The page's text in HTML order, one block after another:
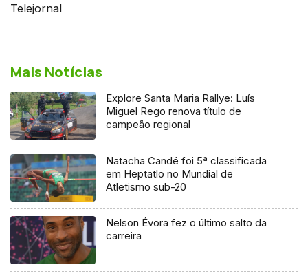
Telejornal
Mais Notícias
Explore Santa Maria Rallye: Luís
Miguel Rego renova título de
campeão regional
Natacha Candé foi 5ª classificada
em Heptatlo no Mundial de
Atletismo sub-20
Nelson Évora fez o último salto da
carreira